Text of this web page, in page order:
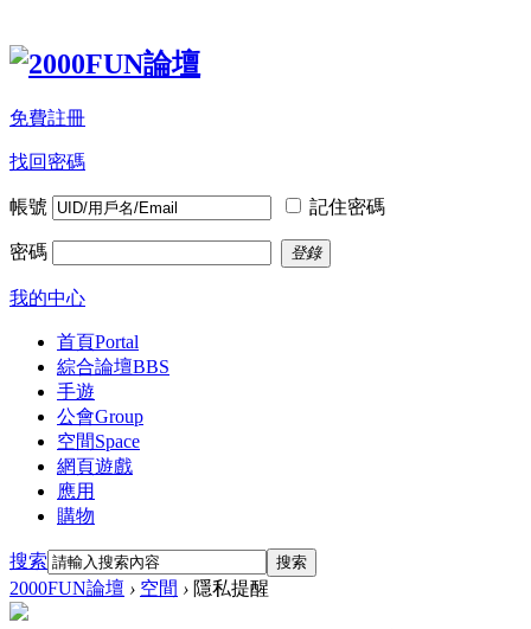
免費註冊
找回密碼
帳號 記住密碼
密碼 登錄
我的中心
首頁Portal
綜合論壇BBS
手遊
公會Group
空間Space
網頁遊戲
應用
購物
搜索 搜索
2000FUN論壇 › 空間 › 隱私提醒